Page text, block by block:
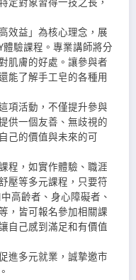
定對象習得一技之長，
效益」為核心理念，展
驗課程。專業講師將分
肌膚的好處。讓參與者
能了解手工皂的各種用
項活動，不僅提升參與
供一個友善、無歧視的
己的價值與未來的可
程，如實作體驗、職涯
壓等多元課程，只要符
高齡者、身心障礙者、
，皆可報名參加相關課
自己感到滿足和有價值
進多元就業，誠摯邀市